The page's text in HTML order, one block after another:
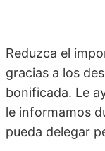
Reduzca el
gracias a los
bonificada. Le
le informamos
pueda delegar